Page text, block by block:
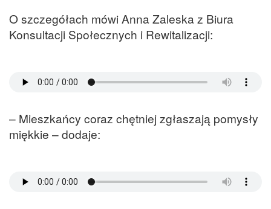
O szczegółach mówi Anna Zaleska z Biura
Konsultacji Społecznych i Rewitalizacji:
– Mieszkańcy coraz chętniej zgłaszają pomysły
miękkie – dodaje: